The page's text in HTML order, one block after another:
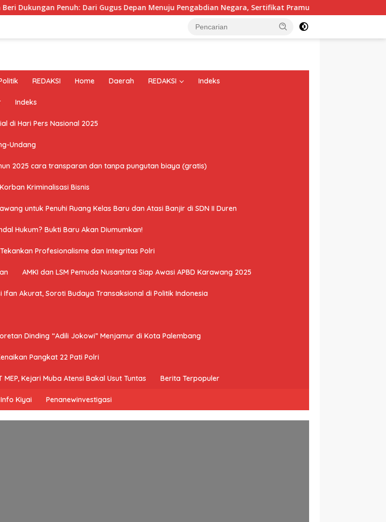
Penuh: Dari Gugus Depan Menuju Pengabdian Negara, Sertifikat Pramuka Garuda Kini Jadi Peluang Emas
REDAKSI Home Daerah REDAKSI Indeks
Indeks
di Hari Pers Nasional 2025
Undang
2025 cara transparan dan tanpa pungutan biaya (gratis)
Kriminalisasi Bisnis
untuk Penuhi Ruang Kelas Baru dan Atasi Banjir di SDN II Duren
Hukum? Bukti Baru Akan Diumumkan!
Profesionalisme dan Integritas Polri
AMKI dan LSM Pemuda Nusantara Siap Awasi APBD Karawang 2025
Ifan Akurat, Soroti Budaya Transaksional di Politik Indonesia
Dinding “Adili Jokowi” Menjamur di Kota Palembang
Pangkat 22 Pati Polri
Kejari Muba Atensi Bakal Usut Tuntas Berita Terpopuler
Info Kiyai Penanewinvestigasi